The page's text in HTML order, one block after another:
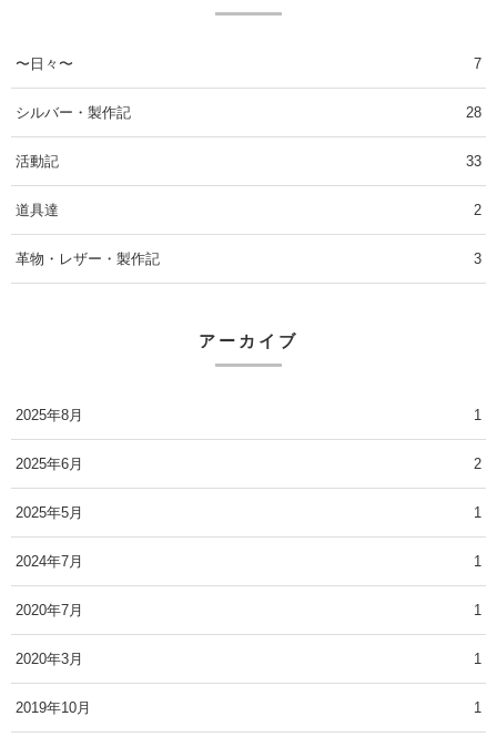
〜日々〜 7
シルバー・製作記 28
活動記 33
道具達 2
革物・レザー・製作記 3
アーカイブ
2025年8月 1
2025年6月 2
2025年5月 1
2024年7月 1
2020年7月 1
2020年3月 1
2019年10月 1